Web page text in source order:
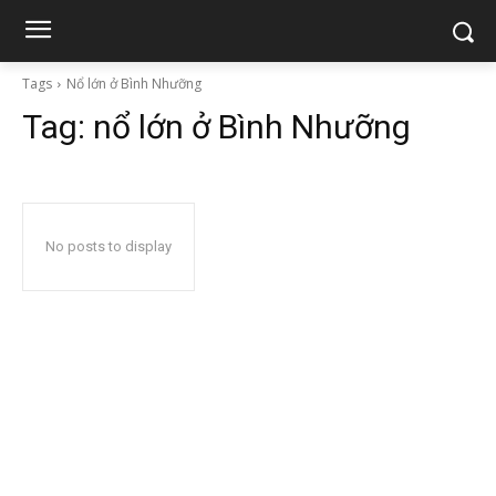
Tags Nổ lớn ở Bình Nhưỡng
Tag: nổ lớn ở Bình Nhưỡng
No posts to display